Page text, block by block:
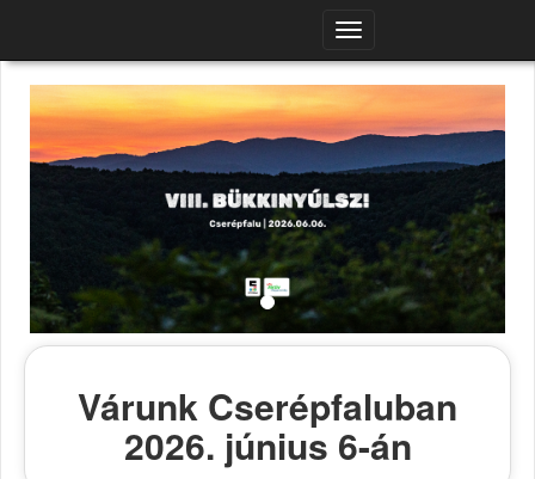
Navigációs
menü
Várunk Cserépfaluban
2026. június 6-án